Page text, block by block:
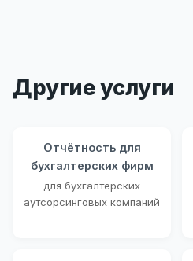
Другие услуги
Отчётность для
бухгалтерских фирм
для бухгалтерских
аутсорсинговых компаний